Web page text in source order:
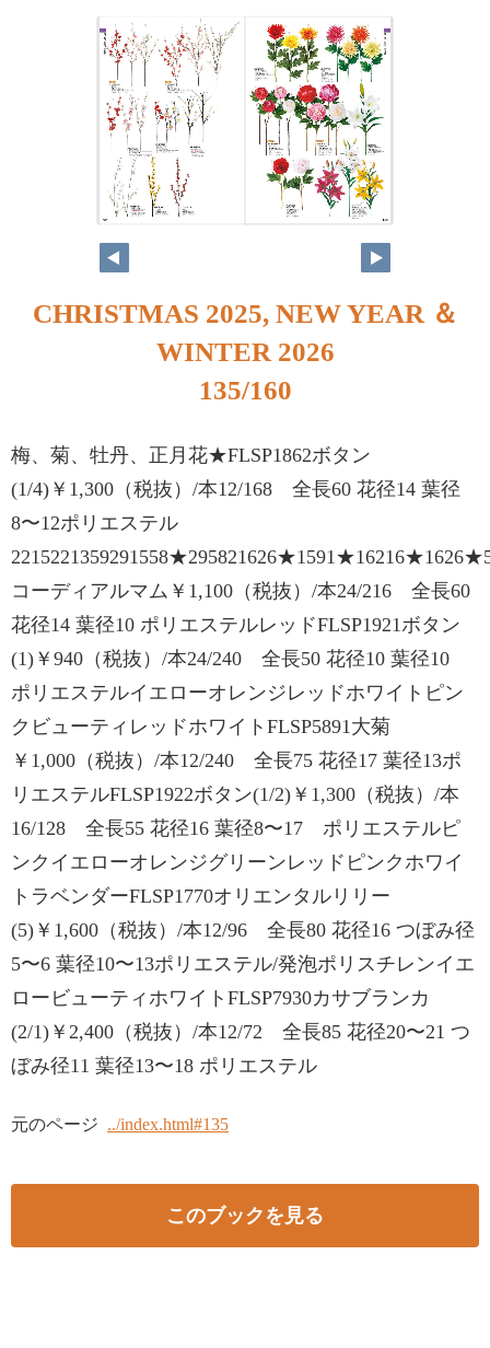
134 135
CHRISTMAS 2025, NEW YEAR ＆
WINTER 2026
135/160
梅、菊、牡丹、正月花★FLSP1862ボタン
(1/4)￥1,300（税抜）/本12/168 全長60 花径14 葉径
8〜12ポリエステル
コーディアルマム￥1,100（税抜）/本24/216 全長60
花径14 葉径10 ポリエステルレッドFLSP1921ボタン
(1)￥940（税抜）/本24/240 全長50 花径10 葉径10
ポリエステルイエローオレンジレッドホワイトピン
クビューティレッドホワイトFLSP5891大菊
￥1,000（税抜）/本12/240 全長75 花径17 葉径13ポ
リエステルFLSP1922ボタン(1/2)￥1,300（税抜）/本
16/128 全長55 花径16 葉径8〜17 ポリエステルピ
ンクイエローオレンジグリーンレッドピンクホワイ
トラベンダーFLSP1770オリエンタルリリー
(5)￥1,600（税抜）/本12/96 全長80 花径16 つぼみ径
5〜6 葉径10〜13ポリエステル/発泡ポリスチレンイエ
ロービューティホワイトFLSP7930カサブランカ
(2/1)￥2,400（税抜）/本12/72 全長85 花径20〜21 つ
ぼみ径11 葉径13〜18 ポリエステル
元のページ ../index.html#135
このブックを見る